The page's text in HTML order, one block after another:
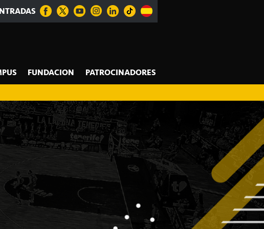
FUNDACION PATROCINADORES